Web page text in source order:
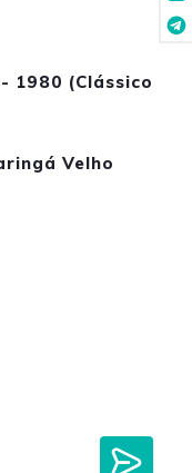
1980 (Clássico
Velho